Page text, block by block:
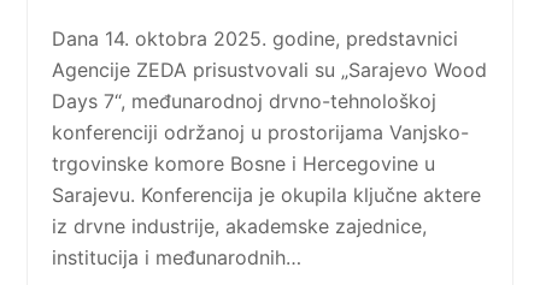
Dana 14. oktobra 2025. godine, predstavnici
Agencije ZEDA prisustvovali su „Sarajevo Wood
Days 7“, međunarodnoj drvno-tehnološkoj
konferenciji održanoj u prostorijama Vanjsko-
trgovinske komore Bosne i Hercegovine u
Sarajevu. Konferencija je okupila ključne aktere
iz drvne industrije, akademske zajednice,
institucija i međunarodnih…